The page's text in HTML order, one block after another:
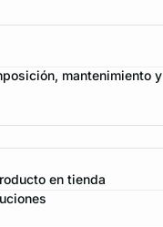
mantenimiento y
en tienda